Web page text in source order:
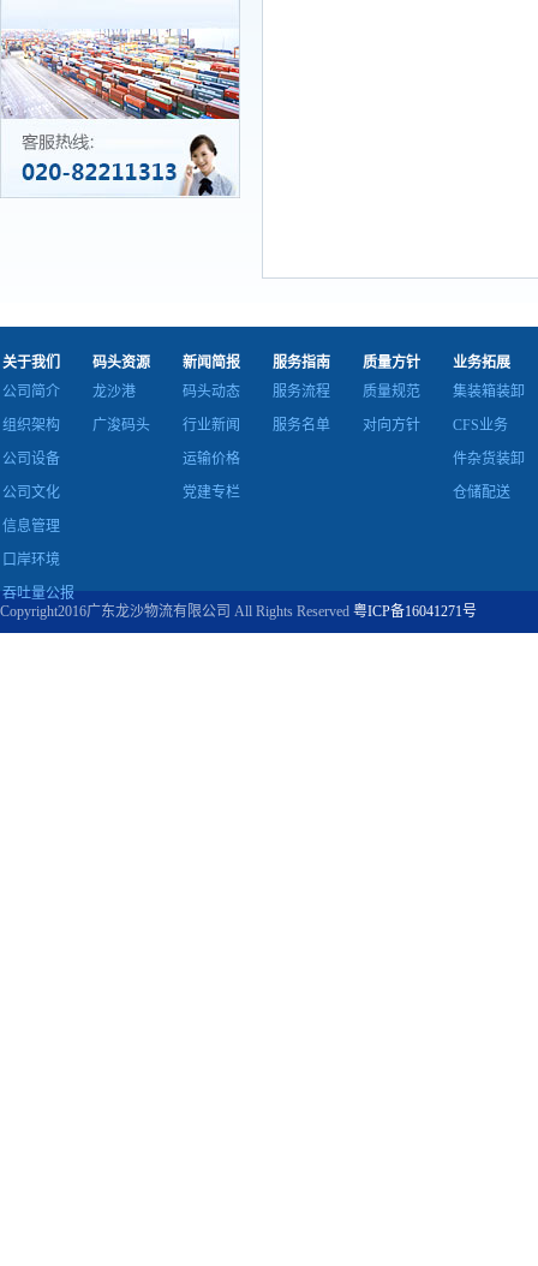
关于我们
公司简介
组织架构
公司设备
公司文化
信息管理
口岸环境
吞吐量公报
码头资源
龙沙港
广浚码头
新闻简报
码头动态
行业新闻
运输价格
党建专栏
服务指南
服务流程
服务名单
质量方针
质量规范
对向方针
业务拓展
集装箱装卸
CFS业务
件杂货装卸
仓储配送
Copyright2016广东龙沙物流有限公司 All Rights Reserved 粤ICP备16041271号